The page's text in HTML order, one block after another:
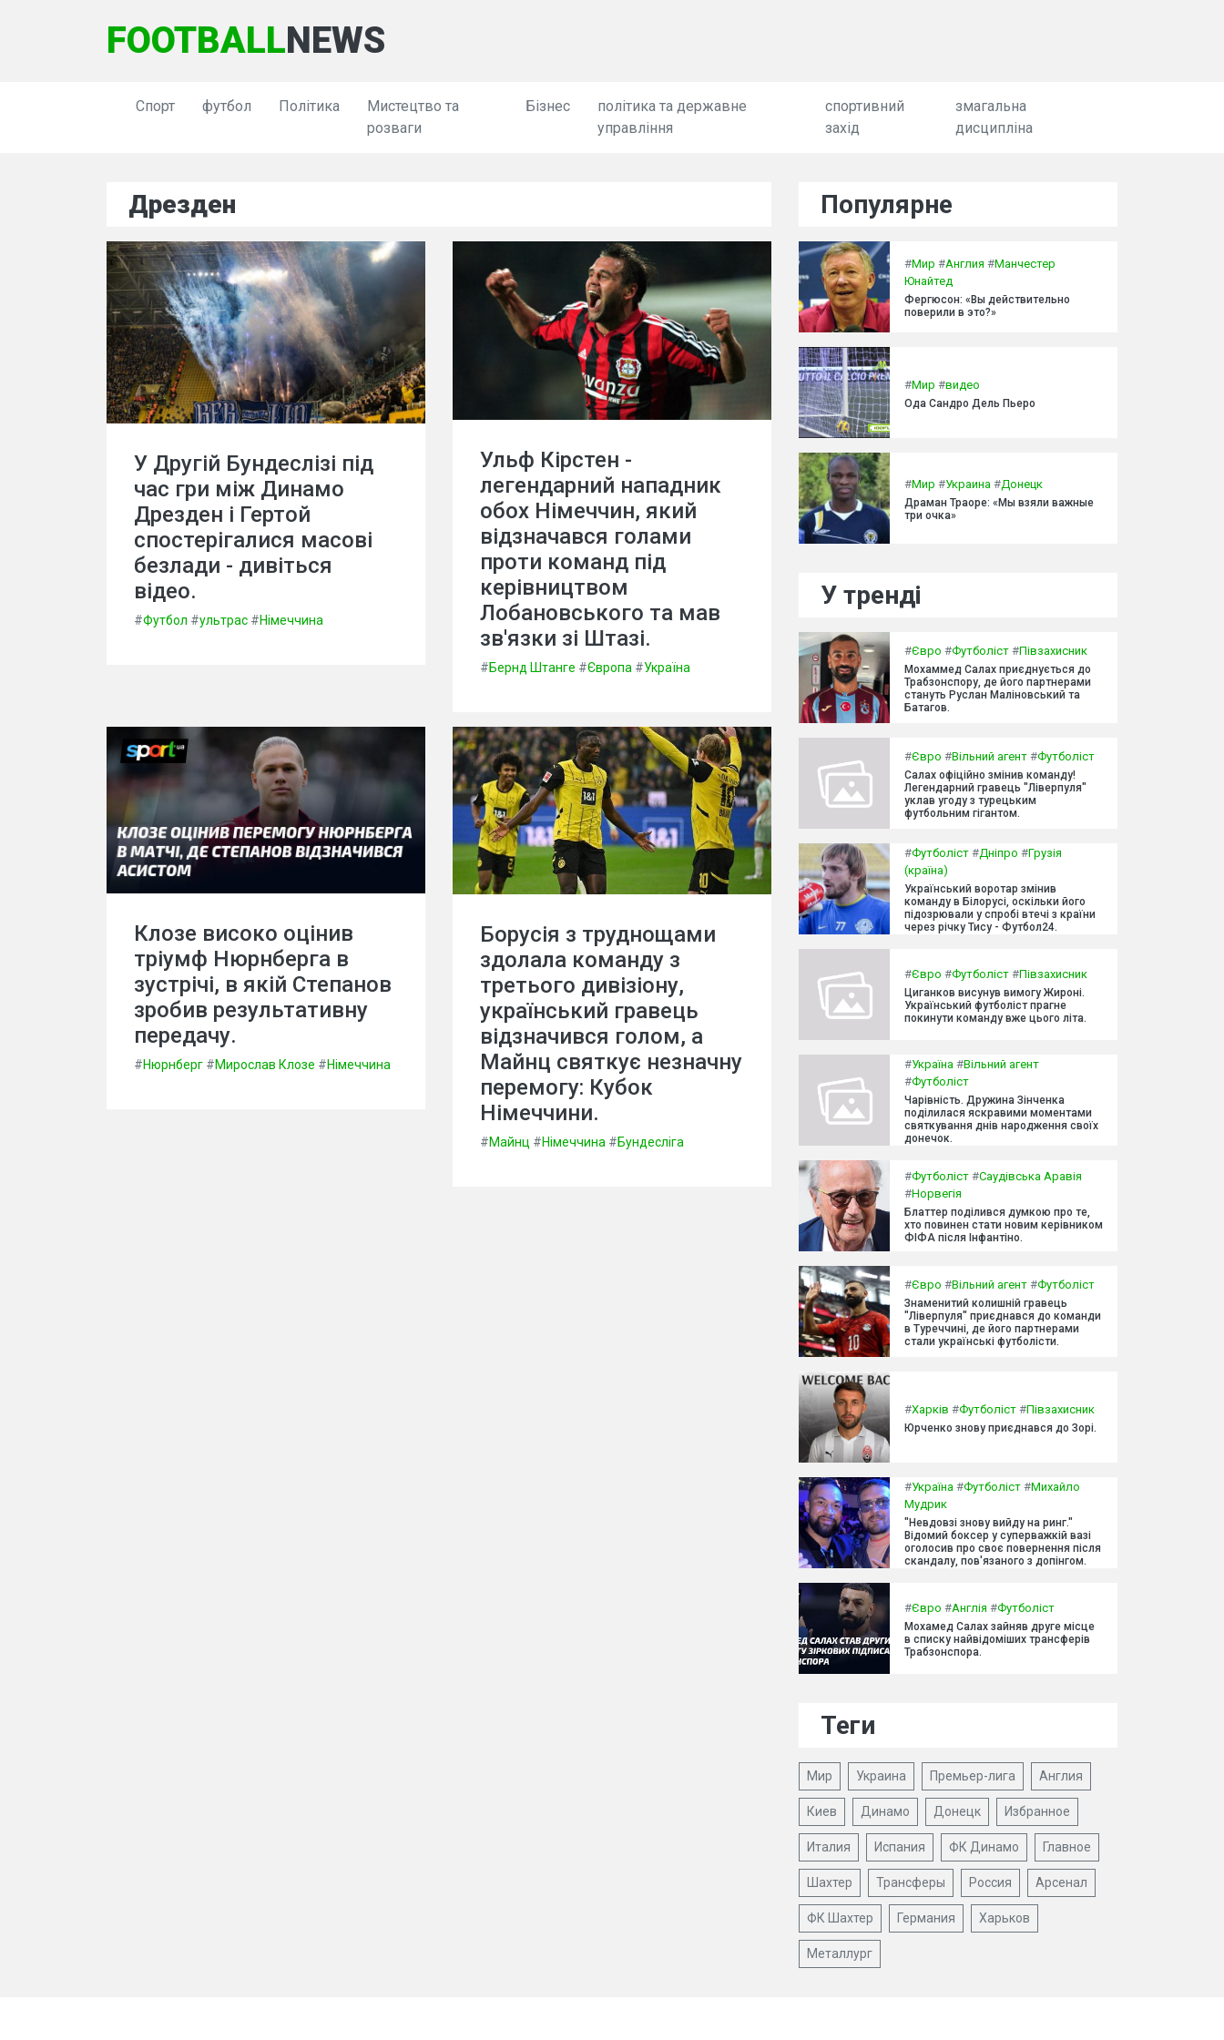
FOOTBALLNEWS
Спорт футбол Політика
Мистецтво та
розваги
Бізнес
політика та державне
управління
спортивний
захід
змагальна
дисципліна
Дрезден
У Другій Бундеслізі під
час гри між Динамо
Дрезден і Гертой
спостерігалися масові
безлади - дивіться
відео.
#Футбол #ультрас #Німеччина
Ульф Кірстен -
легендарний нападник
обох Німеччин, який
відзначався голами
проти команд під
керівництвом
Лобановського та мав
зв'язки зі Штазі.
#Бернд Штанге #Європа #Україна
Клозе високо оцінив
тріумф Нюрнберга в
зустрічі, в якій Степанов
зробив результативну
передачу.
#Нюрнберг #Мирослав Клозе #Німеччина
Борусія з труднощами
здолала команду з
третього дивізіону,
український гравець
відзначився голом, а
Майнц святкує незначну
перемогу: Кубок
Німеччини.
#Майнц #Німеччина #Бундесліга
Популярне
#Мир #Англия #Манчестер
Юнайтед
Фергюсон: «Вы действительно
поверили в это?»
#Мир #видео
Ода Сандро Дель Пьеро
#Мир #Украина #Донецк
Драман Траоре: «Мы взяли важные
три очка»
У тренді
#Євро #Футболіст #Півзахисник
Мохаммед Салах приєднується до
Трабзонспору, де його партнерами
стануть Руслан Маліновський та
Батагов.
#Євро #Вільний агент #Футболіст
Салах офіційно змінив команду!
Легендарний гравець "Ліверпуля"
уклав угоду з турецьким
футбольним гігантом.
#Футболіст #Дніпро #Грузія
(країна)
Український воротар змінив
команду в Білорусі, оскільки його
підозрювали у спробі втечі з країни
через річку Тису - Футбол24.
#Євро #Футболіст #Півзахисник
Циганков висунув вимогу Жироні.
Український футболіст прагне
покинути команду вже цього літа.
#Україна #Вільний агент
#Футболіст
Чарівність. Дружина Зінченка
поділилася яскравими моментами
святкування днів народження своїх
донечок.
#Футболіст #Саудівська Аравія
#Норвегія
Блаттер поділився думкою про те,
хто повинен стати новим керівником
ФІФА після Інфантіно.
#Євро #Вільний агент #Футболіст
Знаменитий колишній гравець
"Ліверпуля" приєднався до команди
в Туреччині, де його партнерами
стали українські футболісти.
#Харків #Футболіст #Півзахисник
Юрченко знову приєднався до Зорі.
#Україна #Футболіст #Михайло
Мудрик
"Невдовзі знову вийду на ринг."
Відомий боксер у суперважкій вазі
оголосив про своє повернення після
скандалу, пов'язаного з допінгом.
#Євро #Англія #Футболіст
Мохамед Салах зайняв друге місце
в списку найвідоміших трансферів
Трабзонспора.
Теги
Мир Украина Премьер-лига Англия
Киев Динамо Донецк Избранное
Италия Испания ФК Динамо Главное
Шахтер Трансферы Россия Арсенал
ФК Шахтер Германия Харьков
Металлург